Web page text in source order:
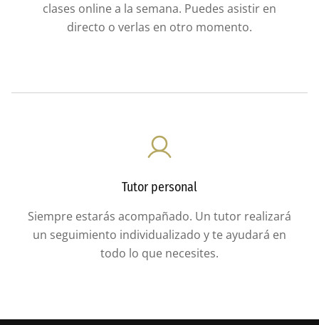
clases online a la semana. Puedes asistir en
directo o verlas en otro momento.
Tutor personal
Siempre estarás acompañado. Un tutor realizará
un seguimiento individualizado y te ayudará en
todo lo que necesites.